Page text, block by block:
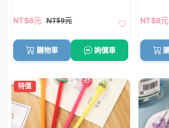
NT$8元 NT$9元
購物車 詢價車
NT$8元
特價